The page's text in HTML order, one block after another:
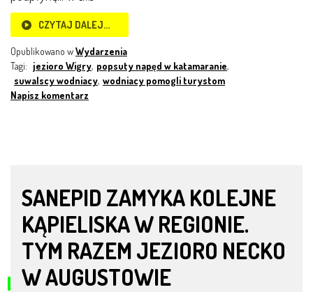
CZYTAJ DALEJ…
Opublikowano wWydarzenia
Tagi: jezioro Wigry, popsuty napęd w katamaranie,
suwalscy wodniacy, wodniacy pomogli turystom
Napisz komentarz
SANEPID ZAMYKA KOLEJNE
KĄPIELISKA W REGIONIE.
TYM RAZEM JEZIORO NECKO
W AUGUSTOWIE